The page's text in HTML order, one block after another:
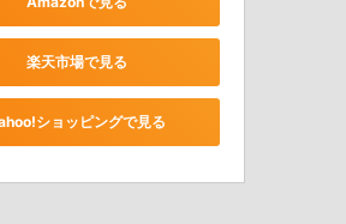
楽天市場で見る
ショッピングで見る